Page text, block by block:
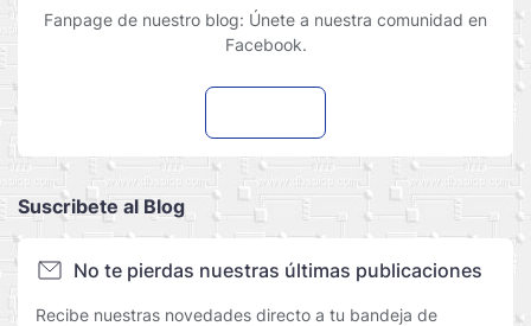
Fanpage de nuestro blog: Únete a nuestra comunidad en
Facebook.
Suscribete al Blog
No te pierdas nuestras últimas publicaciones
Recibe nuestras novedades directo a tu bandeja de